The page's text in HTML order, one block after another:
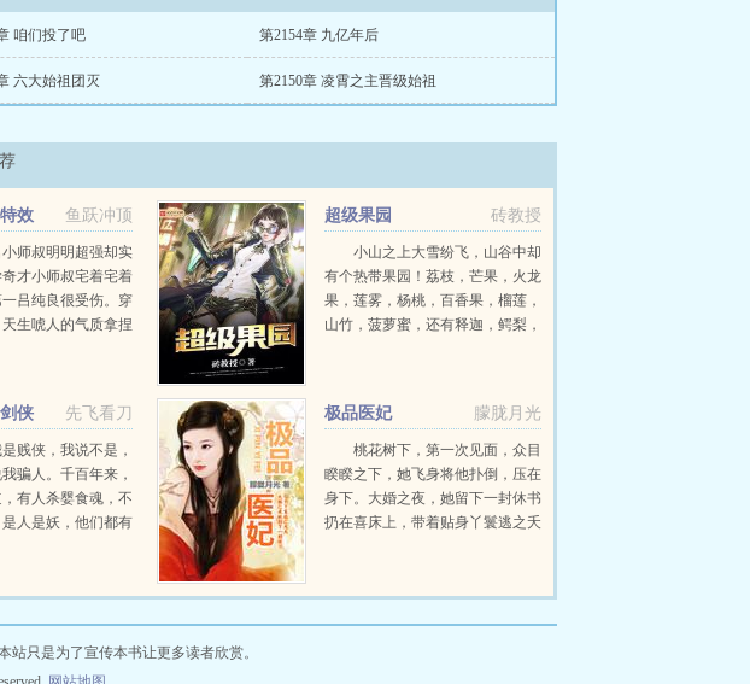
九千万亿舔狗金漫画免费观看一口气看完我有九千万亿舔狗金陈
千万亿舔狗金原本 我有九千万亿舔狗金动漫免费观看全集
亿舔狗金陈远的第一个女人是谁我有九千万亿舔狗金实力等级分
我有九千万亿舔狗金(系统帮我睡女人)作者 有何不可我有九千万
千万亿舔狗金动态漫免费观看全集我有九千万亿舔狗金演员赵玉
睡女人) 有何不可
神，一百个女神就是你的舔苟。陈远，一个普通的大三学生，开
念？大小马首富，他们总资产加起来怕也不到我的万分之一…我
咱们投了吧 第2154章 九亿年后
六大始祖团灭 第2150章 凌霄之主晋级始祖
鱼跃冲顶
效
师叔明明超强却实
才小师叔宅着宅着
吕纯良很受伤。穿
生唬人的气质拿捏
砖教授
超级果园
小山之上大雪纷飞，山谷中却
有个热带果园！荔枝，芒果，火龙
果，莲雾，杨桃，百香果，榴莲，
山竹，菠萝蜜，还有释迦，鳄梨，
先飞看刀
侠
贱侠，我说不是，
骗人。千百年来，
有人杀婴食魂，不
人是妖，他们都有
生啊长...
朦胧月光
极品医妃
桃花树下，第一次见面，众目
睽睽之下，她飞身将他扑倒，压在
身下。大婚之夜，她留下一封休书
扔在喜床上，带着贴身丫鬟逃之夭
在敢给我逃跑，爷就找根绳子将你
只是为了宣传本书让更多读者欣赏。